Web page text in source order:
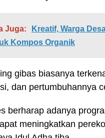
Juga:
Kreatif, Warga
Kompos Organik
gibas biasanya
dan pertumbuhannya
berharap adanya
meningkatkan